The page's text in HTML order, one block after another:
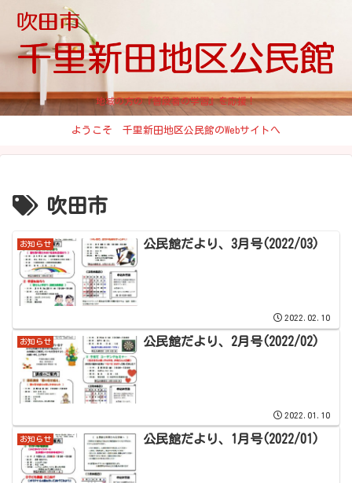
地域の方の『普段着の学習』を応援！
ようこそ 千里新田地区公民館のWebサイトへ
吹田市
お知らせ 公民館だより、3月号(2022/03)
2022.02.10
お知らせ 公民館だより、2月号(2022/02)
2022.01.10
お知らせ 公民館だより、1月号(2022/01)